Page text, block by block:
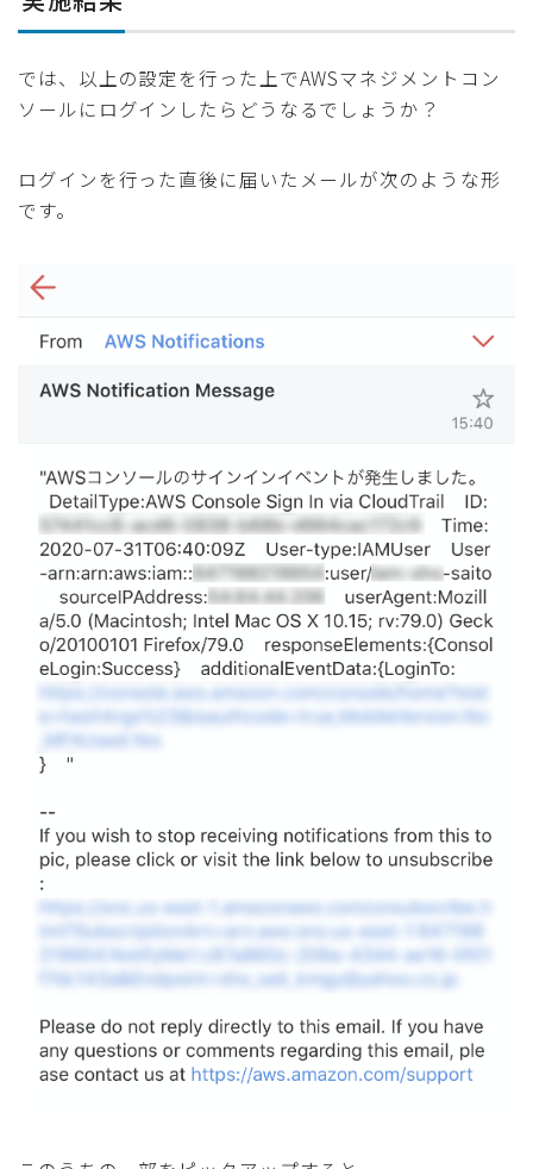
では、以上の設定を行った上でAWSマネジメントコン
ソールにログインしたらどうなるでしょうか？
ログインを行った直後に届いたメールが次のような形
です。